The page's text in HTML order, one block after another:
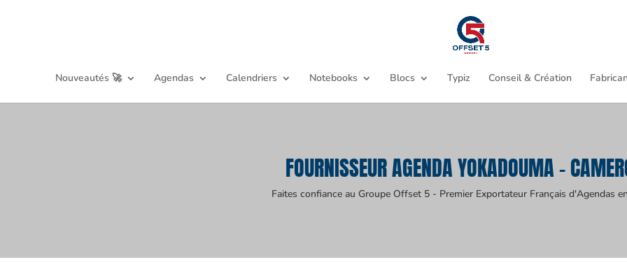
Nouveautés 🚀 Agendas Calendriers Notebooks Blocs Typiz Conseil & Création
FOURNISSEUR AGENDA YOKADOUMA -
Faites confiance au Groupe Offset 5 - Premier Exportateur Français d'Agendas